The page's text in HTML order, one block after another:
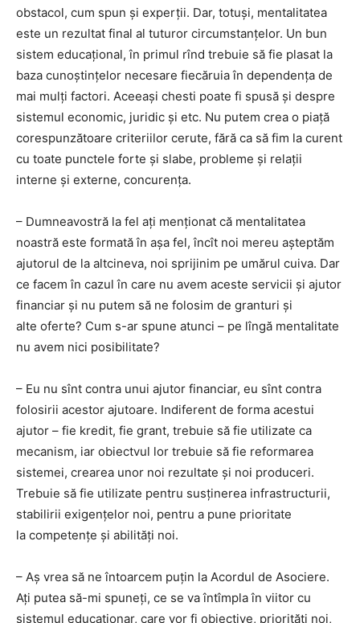
obstacol, cum spun și experții. Dar, totuși, mentalitatea
este un rezultat final al tuturor circumstanțelor. Un bun
sistem educațional, în primul rînd trebuie să fie plasat la
baza cunoștințelor necesare fiecăruia în dependența de
mai mulți factori. Aceeași chesti poate fi spusă și despre
sistemul economic, juridic și etc. Nu putem crea o piață
corespunzătoare criteriilor cerute, fără ca să fim la curent
cu toate punctele forte și slabe, probleme și relații
interne și externe, concurența.
– Dumneavostră la fel ați menționat că mentalitatea
noastră este formată în așa fel, încît noi mereu așteptăm
ajutorul de la altcineva, noi sprijinim pe umărul cuiva. Dar
ce facem în cazul în care nu avem aceste servicii și ajutor
financiar și nu putem să ne folosim de granturi și
alte oferte? Cum s-ar spune atunci – pe lîngă mentalitate
nu avem nici posibilitate?
– Eu nu sînt contra unui ajutor financiar, eu sînt contra
folosirii acestor ajutoare. Indiferent de forma acestui
ajutor – fie kredit, fie grant, trebuie să fie utilizate ca
mecanism, iar obiectvul lor trebuie să fie reformarea
sistemei, crearea unor noi rezultate și noi produceri.
Trebuie să fie utilizate pentru susținerea infrastructurii,
stabilirii exigențelor noi, pentru a pune prioritate
la competențe și abilități noi.
– Aș vrea să ne întoarcem puțin la Acordul de Asociere.
Ați putea să-mi spuneți, ce se va întîmpla în viitor cu
sistemul educaționar, care vor fi obiective, priorități noi,